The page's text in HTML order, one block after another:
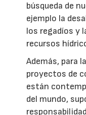
búsqueda de
ejemplo la
los regadíos y
recursos
Además, para
proyectos de
están
del mundo,